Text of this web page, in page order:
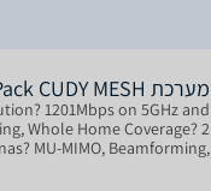
מערכת MESH‏ M1800 3-Pack CUDY
1201Mbps on 5GHz and
Whole Home Coverage? 2
MU-MIMO, Beamforming,